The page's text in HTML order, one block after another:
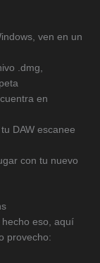
ven en un
.dmg,
en
DAW escanee
con tu nuevo
eso, aquí
provecho: